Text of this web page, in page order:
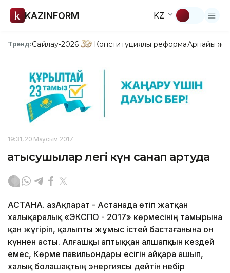
KAZINFORM KZ
Тренд:Сайлау-2026 Конституциялық реформаАрнайы
19:31, 20 Маусым 2017
Қатысушылар легі күн санап артуда
АСТАНА. ҚазАқпарат - Астанада өтіп жатқан
халықаралық «ЭКСПО - 2017» көрмесінің тамырына
қан жүгіріп, қалыпты жұмыс істей бастағанына он
күннен асты. Алғашқы аптыққан алшапқын кездей
емес, Көрме павильондары есігін айқара ашып,
халық болашақтың энергиясы дейтін небір